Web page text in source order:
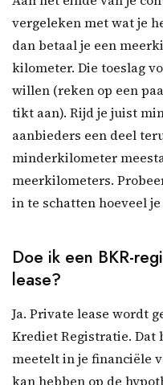
vergeleken met wat je
dan betaal je een
kilometer. Die toeslag
willen (reken op een
tikt aan). Rijd je juist
aanbieders een deel
minderkilometer
meerkilometers.
in te schatten hoeveel
Doe ik een BKR-
lease?
Ja. Private lease wordt
Krediet Registratie. Dat
meetelt in je financiële
kan hebben op de